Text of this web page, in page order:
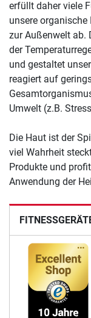
erfüllt daher viele
unsere
zur Außenwelt ab.
der
und gestaltet
reagiert auf
Umwelt (z.B.
Die Haut ist der
viel Wahrheit
Produkte und
Anwendung der